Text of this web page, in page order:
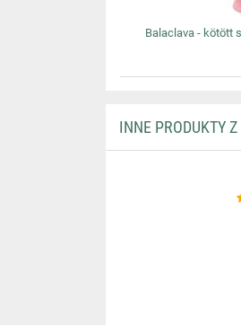
Balaclava - kötött
INNE PRODUKTY